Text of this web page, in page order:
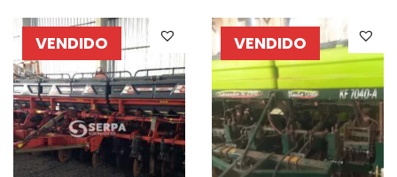
VENDIDO VENDIDO